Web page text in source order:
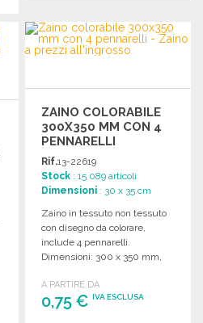
Richiedi un preventivo
ZAINO COLORABILE
300X350 MM CON 4
PENNARELLI
Rif.13-22619
Stock : 15 089 articoli
Dimensioni : 30 x 35 cm
Zaino in tessuto non tessuto
con disegno da colorare,
include 4 pennarelli.
Dimensioni: 300 x 350 mm,
A PARTIRE DA
0,75 €IVA ESCLUSA